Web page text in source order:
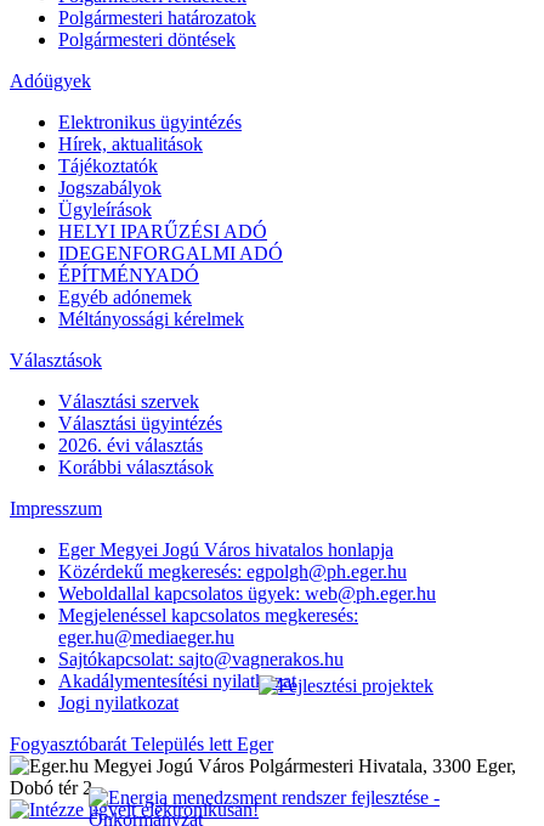
Polgármesteri határozatok
Polgármesteri döntések
Adóügyek
Elektronikus ügyintézés
Hírek, aktualitások
Tájékoztatók
Jogszabályok
Ügyleírások
HELYI IPARŰZÉSI ADÓ
IDEGENFORGALMI ADÓ
ÉPÍTMÉNYADÓ
Egyéb adónemek
Méltányossági kérelmek
Választások
Választási szervek
Választási ügyintézés
2026. évi választás
Korábbi választások
Impresszum
Eger Megyei Jogú Város hivatalos honlapja
Közérdekű megkeresés: egpolgh@ph.eger.hu
Weboldallal kapcsolatos ügyek: web@ph.eger.hu
Megjelenéssel kapcsolatos megkeresés:
eger.hu@mediaeger.hu
Sajtókapcsolat: sajto@vagnerakos.hu
Akadálymentesítési nyilatkozat
Jogi nyilatkozat
Fogyasztóbarát Település lett Eger
Megyei Jogú Város Polgármesteri Hivatala, 3300 Eger,
Dobó tér 2.